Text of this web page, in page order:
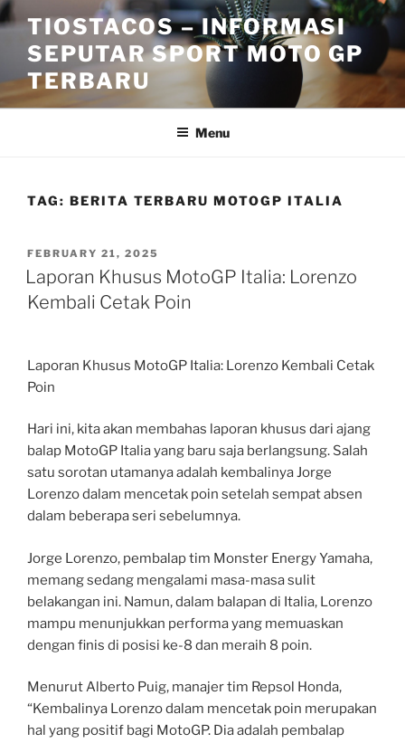
Skip
to
content
TIOSTACOS – INFORMASI
SEPUTAR SPORT MOTO GP
TERBARU
Menu
TAG: BERITA TERBARU MOTOGP ITALIA
POSTED
ON
FEBRUARY 21, 2025
Laporan Khusus MotoGP Italia: Lorenzo
Kembali Cetak Poin
Laporan Khusus MotoGP Italia: Lorenzo Kembali Cetak
Poin
Hari ini, kita akan membahas laporan khusus dari ajang
balap MotoGP Italia yang baru saja berlangsung. Salah
satu sorotan utamanya adalah kembalinya Jorge
Lorenzo dalam mencetak poin setelah sempat absen
dalam beberapa seri sebelumnya.
Jorge Lorenzo, pembalap tim Monster Energy Yamaha,
memang sedang mengalami masa-masa sulit
belakangan ini. Namun, dalam balapan di Italia, Lorenzo
mampu menunjukkan performa yang memuaskan
dengan finis di posisi ke-8 dan meraih 8 poin.
Menurut Alberto Puig, manajer tim Repsol Honda,
“Kembalinya Lorenzo dalam mencetak poin merupakan
hal yang positif bagi MotoGP. Dia adalah pembalap